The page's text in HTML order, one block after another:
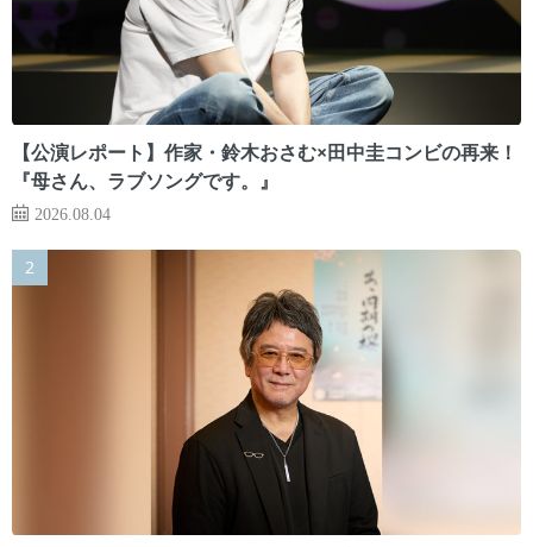
【公演レポート】作家・鈴木おさむ×田中圭コンビの再来！
『母さん、ラブソングです。』
2026.08.04